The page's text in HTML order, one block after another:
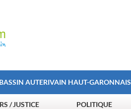
BASSIN AUTERIVAIN HAUT-GARONNAIS
/ JUSTICE POLITIQUE